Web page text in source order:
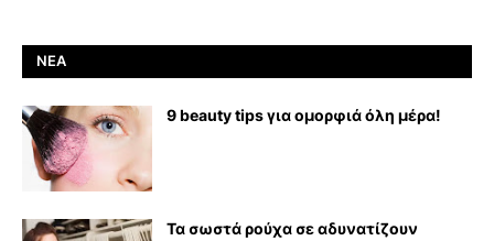
ΝΈΑ
9 beauty tips για ομορφιά όλη μέρα!
Τα σωστά ρούχα σε αδυνατίζουν